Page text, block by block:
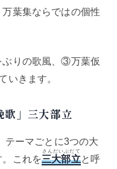
葉集ならではの個性
りの歌風、③万葉仮
いきます。
」三大部立
テーマごとに3つの大
。これを三大部立
さんだいぶだて
と呼